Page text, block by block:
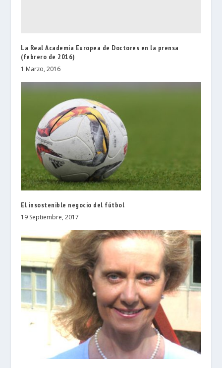
La Real Academia Europea de Doctores en la prensa
(febrero de 2016)
1 Marzo, 2016
El insostenible negocio del fútbol
19 Septiembre, 2017